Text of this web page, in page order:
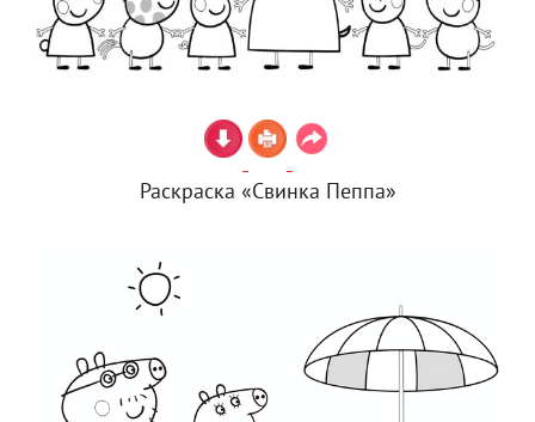
Раскраска «Свинка Пеппа»